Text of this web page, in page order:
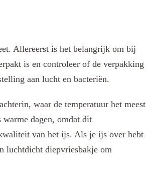
Allereerst is het belangrijk om bij
is en controleer of de verpakking
aan lucht en bacteriën.
waar de temperatuur het meest
dagen, omdat dit
van het ijs. Als je ijs over hebt
luchtdicht diepvriesbakje om